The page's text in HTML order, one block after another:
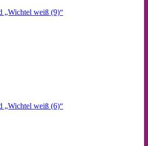
„Wichtel weiß (9)“
„Wichtel weiß (6)“